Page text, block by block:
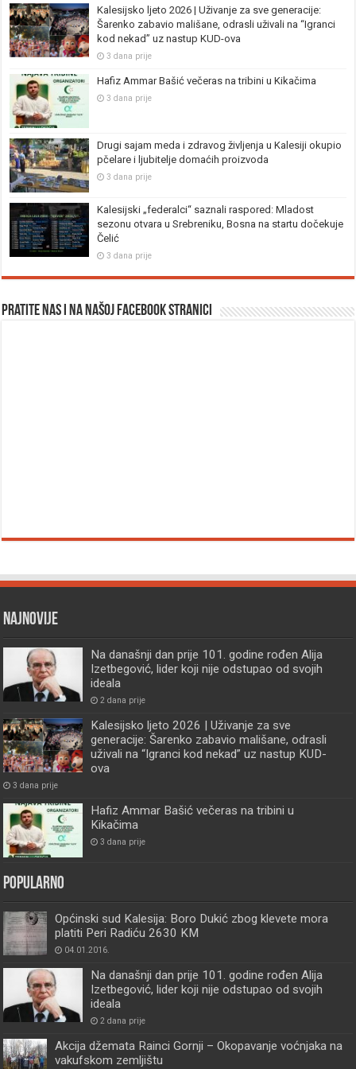
Kalesijsko ljeto 2026 | Uživanje za sve generacije:
Šarenko zabavio mališane, odrasli uživali na “Igranci
kod nekad” uz nastup KUD-ova
3 dana prije
Hafiz Ammar Bašić večeras na tribini u Kikačima
3 dana prije
Drugi sajam meda i zdravog življenja u Kalesiji okupio
pčelare i ljubitelje domaćih proizvoda
3 dana prije
Kalesijski „federalci“ saznali raspored: Mladost
sezonu otvara u Srebreniku, Bosna na startu dočekuje
Čelić
3 dana prije
Pratite nas i na našoj facebook stranici
Najnovije
Na današnji dan prije 101. godine rođen Alija
Izetbegović, lider koji nije odstupao od svojih
ideala
2 dana prije
Kalesijsko ljeto 2026 | Uživanje za sve
generacije: Šarenko zabavio mališane, odrasli
uživali na “Igranci kod nekad” uz nastup KUD-
ova
3 dana prije
Hafiz Ammar Bašić večeras na tribini u
Kikačima
3 dana prije
Popularno
Općinski sud Kalesija: Boro Dukić zbog klevete mora
platiti Peri Radiću 2630 KM
04.01.2016.
Na današnji dan prije 101. godine rođen Alija
Izetbegović, lider koji nije odstupao od svojih
ideala
2 dana prije
Akcija džemata Rainci Gornji – Okopavanje voćnjaka na
vakufskom zemljištu